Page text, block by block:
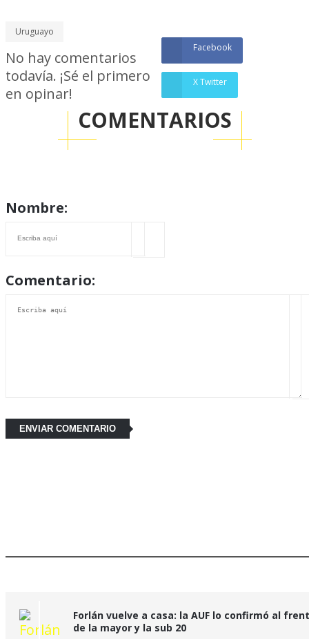
Uruguayo
Facebook
X Twitter
COMENTARIOS
Nombre:
Comentario:
No hay comentarios
todavía. ¡Sé el primero
en opinar!
Forlán vuelve a casa: la AUF lo confirmó al
de la mayor y la sub 20